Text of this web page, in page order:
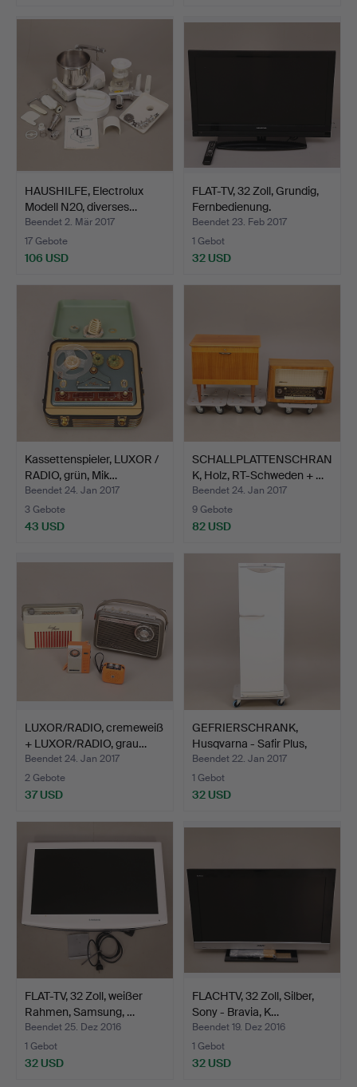
HAUSHILFE, Electrolux
Modell N20, diverses…
Beendet 2. Mär 2017
17 Gebote
106 USD
FLAT-TV, 32 Zoll, Grundig,
Fernbedienung.
Beendet 23. Feb 2017
1 Gebot
32 USD
Kassettenspieler, LUXOR /
RADIO, grün, Mik…
Beendet 24. Jan 2017
3 Gebote
43 USD
SCHALLPLATTENSCHRAN
K, Holz, RT-Schweden + …
Beendet 24. Jan 2017
9 Gebote
82 USD
LUXOR/RADIO, cremeweiß
+ LUXOR/RADIO, grau…
Beendet 24. Jan 2017
2 Gebote
37 USD
GEFRIERSCHRANK,
Husqvarna - Safir Plus,
Mo…
Beendet 22. Jan 2017
1 Gebot
32 USD
FLAT-TV, 32 Zoll, weißer
Rahmen, Samsung, …
Beendet 25. Dez 2016
1 Gebot
32 USD
FLACHTV, 32 Zoll, Silber,
Sony - Bravia, K…
Beendet 19. Dez 2016
1 Gebot
32 USD